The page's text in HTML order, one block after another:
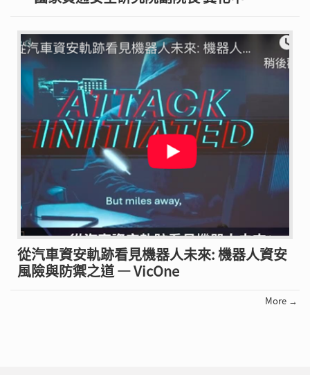
從汽車資安軌跡看見機器人未來: 機器人資安
風險與防禦之道 — VicOne
More →